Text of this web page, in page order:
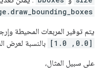
يتم توفير المربعات المحيطة
[0.0, 1.0]
بالنسبة لعرض
على سبيل المثال،